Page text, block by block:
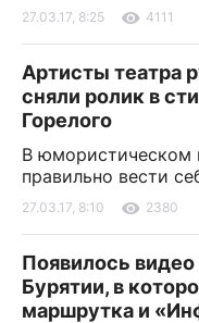
27.03.17, 8:25 4111
Артисты театра
сняли ролик в
Горелого
В юмористическом
правильно вести
27.03.17, 8:10 2380
Появилось
Бурятии, в
маршрутка и